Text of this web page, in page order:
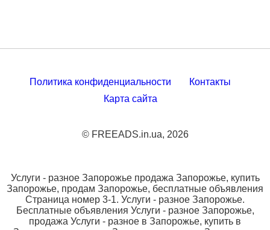
Политика конфиденциальности
Контакты
Карта сайта
© FREEADS.in.ua, 2026
Услуги - разное Запорожье продажа Запорожье, купить
Запорожье, продам Запорожье, бесплатные объявления
Страница номер 3-1. Услуги - разное Запорожье.
Бесплатные объявления Услуги - разное Запорожье,
продажа Услуги - разное в Запорожье, купить в